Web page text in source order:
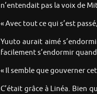
n’entendait pas la voix de
« Avec tout ce qui s’est
Yuuto aurait aimé
facilement s’endormir
« Il semble que gouverner
C’était grâce à Linéa. Bien